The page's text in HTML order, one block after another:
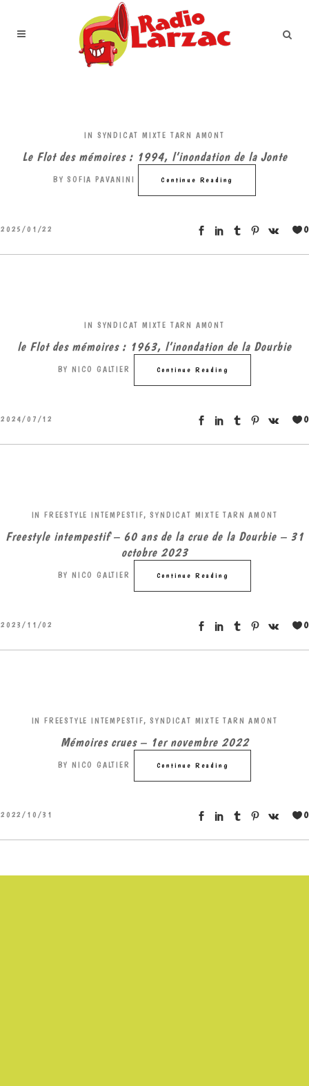
IN SYNDICAT MIXTE TARN AMONT
Le Flot des mémoires : 1994, l’inondation de la Jonte
BY SOFIA PAVANINI Continue Reading
2025/01/22 0
IN SYNDICAT MIXTE TARN AMONT
le Flot des mémoires : 1963, l’inondation de la Dourbie
BY NICO GALTIER Continue Reading
2024/07/12 0
IN FREESTYLE INTEMPESTIF,SYNDICAT MIXTE TARN AMONT
Freestyle intempestif – 60 ans de la crue de la Dourbie – 31
octobre 2023
BY NICO GALTIER Continue Reading
2023/11/02 0
IN FREESTYLE INTEMPESTIF,SYNDICAT MIXTE TARN AMONT
Mémoires crues – 1er novembre 2022
BY NICO GALTIER Continue Reading
2022/10/31 0